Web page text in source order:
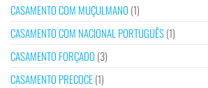
CASAMENTO COM MUÇULMANO (1)
CASAMENTO COM NACIONAL PORTUGUÊS(1)
CASAMENTO FORÇADO (3)
CASAMENTO PRECOCE(1)